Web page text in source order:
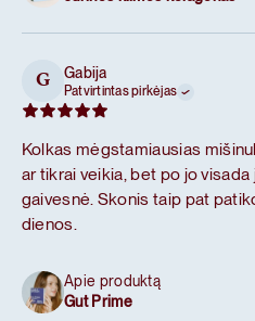
G Gabija
Patvirtintas pirkėjas
Kolkas mėgstamiausias
ar tikrai veikia, bet po jo
gaivesnė. Skonis taip pat
dienos.
Apie produktą
Gut Prime